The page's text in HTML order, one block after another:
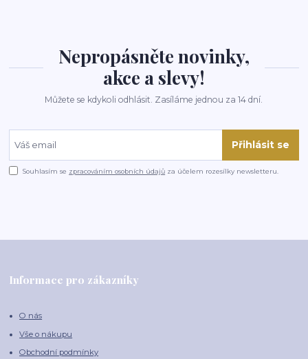
Nepropásněte novinky,
akce a slevy!
Můžete se kdykoli odhlásit. Zasíláme jednou za 14 dní.
Přihlásit se
Souhlasím se zpracováním osobních údajů za účelem rozesílky newsletteru.
Informace pro zákazníky
O nás
Vše o nákupu
Obchodní podmínky